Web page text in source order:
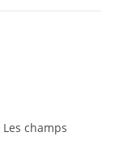
Les champs